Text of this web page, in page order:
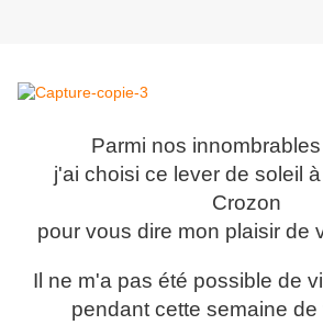
Parmi nos
j'ai choisi ce lever de soleil
Crozon
pour vous dire mon plaisir de
Il ne m'a pas été possible de
pendant cette semaine